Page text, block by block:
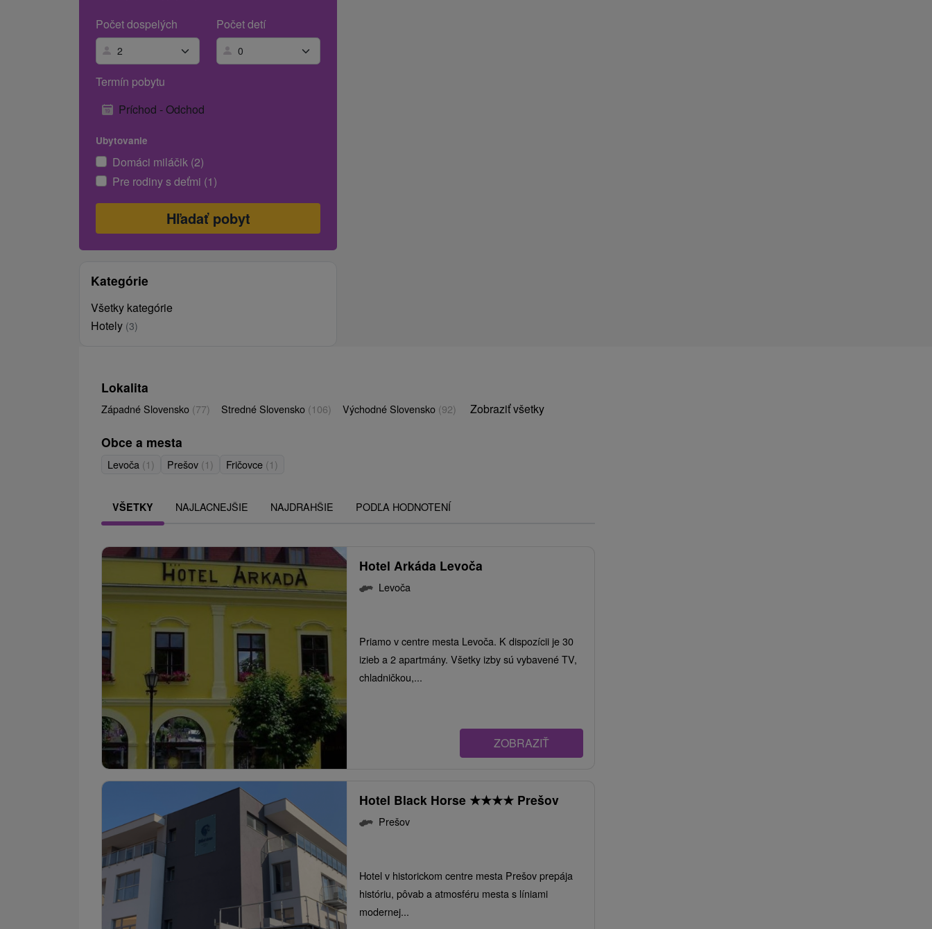
Počet dospelých
Počet detí
Termín pobytu
Príchod - Odchod
Ubytovanie
Domáci miláčik (2)
Pre rodiny s deťmi (1)
Kategórie
Všetky kategórie
Hotely (3)
Lokalita
Západné Slovensko (77) Stredné Slovensko (106) Východné Slovensko (92) Zobraziť všetky
Obce a mesta
Levoča (1) Prešov (1) Fričovce (1)
VŠETKY NAJLACNEJŠIE NAJDRAHŠIE PODĽA HODNOTENÍ
Hotel Arkáda Levoča
Levoča
Priamo v centre mesta Levoča. K dispozícii je 30
izieb a 2 apartmány. Všetky izby sú vybavené TV,
chladničkou,...
ZOBRAZIŤ
Hotel Black Horse ★★★★ Prešov
Prešov
Hotel v historickom centre mesta Prešov prepája
históriu, pôvab a atmosféru mesta s líniami
modernej...